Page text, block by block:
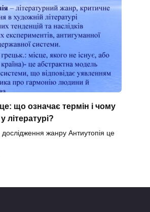
що означає термін і чому
літературі?
дослідження жанру Антиутопія це